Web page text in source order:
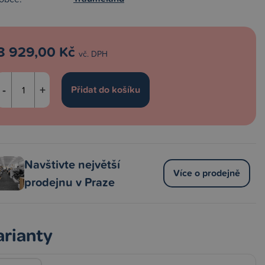
929,00 Kč vč. DPH
- +
Navštivte největší
prodejnu v Praze
Více o prodejně